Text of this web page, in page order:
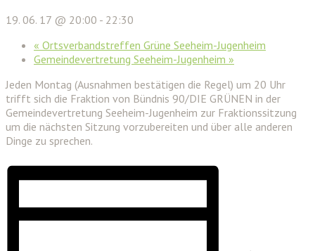
19. 06. 17 @ 20:00 - 22:30
« Ortsverbandstreffen Grüne Seeheim-Jugenheim
Gemeindevertretung Seeheim-Jugenheim »
Jeden Montag (Ausnahmen bestätigen die Regel) um 20 Uhr
trifft sich die Fraktion von Bündnis 90/DIE GRÜNEN in der
Gemeindevertretung Seeheim-Jugenheim zur Fraktionssitzung
um die nächsten Sitzung vorzubereiten und über alle anderen
Dinge zu sprechen.